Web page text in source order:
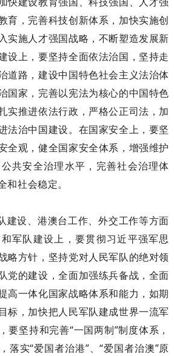
育，完善科技创新体系，加快实施创
实施人才强国战略，不断塑造发展新
设上，要坚持全面依法治国，坚持走
道路，建设中国特色社会主义法治体
国家，完善以宪法为核心的中国特色
实推进依法行政，严格公正司法，加
法治中国建设。在国家安全上，要坚
全观，健全国家安全体系，增强维护
共安全治理水平，完善社会治理体
和社会稳定。
建设、港澳台工作、外交工作等方面
军队建设上，要贯彻习近平强军思
略方针，坚持党对人民军队的绝对领
党的建设，全面加强练兵备战，全面
高一体化国家战略体系和能力，如期
标，加快把人民军队建成世界一流军
要坚持和完善“一国两制”制度体系，
落实“爱国者治港”、“爱国者治澳”原